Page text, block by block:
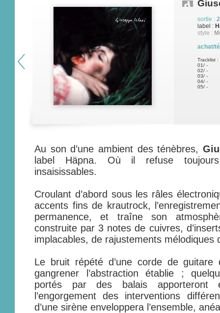
sortie :
label :
style :
achat/
Tracklist :
01/ -
02/ -
03/ -
04/ -
05/ -
Au son d’une ambient des ténèbres,
label Häpna. Où il refuse
insaisissables.
Croulant d’abord sous les râles
accents fins de krautrock,
permanence, et traîne son
construite par 3 notes de cuivres,
implacables, de rajustements mélodiques
Le bruit répété d’une corde de guitare
gangrener l’abstraction établie ;
portés par des balais apporteront
l’engorgement des interventions
d’une sirène enveloppera l’ensemble,